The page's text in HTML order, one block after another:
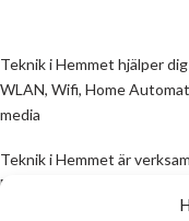
Teknik i Hemmet hjälper
WLAN, Wifi, Home
media
Teknik i Hemmet är
Email: